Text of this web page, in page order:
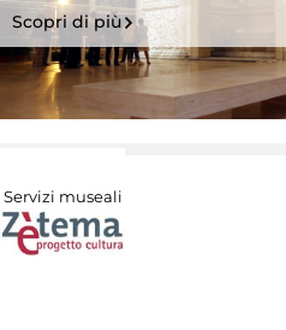
Scopri di più
Servizi museali